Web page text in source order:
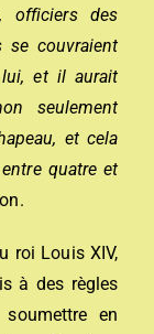
officiers des
se couvraient
et il aurait
seulement
et cela
quatre et
roi Louis XIV,
à des règles
en